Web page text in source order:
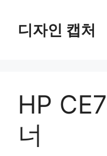
디자인 캡처
HP
너